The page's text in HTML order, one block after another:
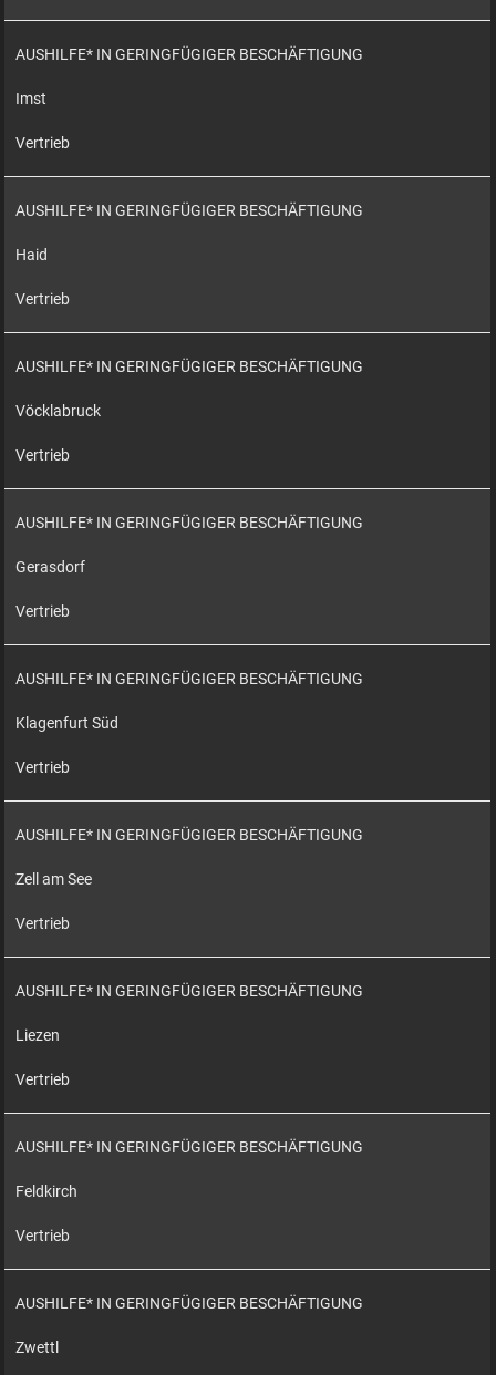
AUSHILFE* IN GERINGFÜGIGER BESCHÄFTIGUNG
Imst
Vertrieb
AUSHILFE* IN GERINGFÜGIGER BESCHÄFTIGUNG
Haid
Vertrieb
AUSHILFE* IN GERINGFÜGIGER BESCHÄFTIGUNG
Vöcklabruck
Vertrieb
AUSHILFE* IN GERINGFÜGIGER BESCHÄFTIGUNG
Gerasdorf
Vertrieb
AUSHILFE* IN GERINGFÜGIGER BESCHÄFTIGUNG
Klagenfurt Süd
Vertrieb
AUSHILFE* IN GERINGFÜGIGER BESCHÄFTIGUNG
Zell am See
Vertrieb
AUSHILFE* IN GERINGFÜGIGER BESCHÄFTIGUNG
Liezen
Vertrieb
AUSHILFE* IN GERINGFÜGIGER BESCHÄFTIGUNG
Feldkirch
Vertrieb
AUSHILFE* IN GERINGFÜGIGER BESCHÄFTIGUNG
Zwettl